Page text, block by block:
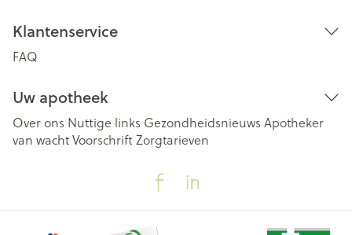
Klantenservice
FAQ
Uw apotheek
Over ons Nuttige links Gezondheidsnieuws Apotheker
van wachtVoorschriftZorgtarieven